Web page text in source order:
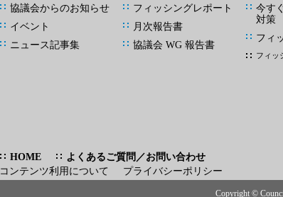
協議会からのお知らせ
イベント
ニュース記事集
フィッシングレポート
月次報告書
協議会 WG 報告書
今す
対策
フィ
フィッ
HOME
よくあるご質問／お問い合わせ
コンテンツ利用について
プライバシーポリシー
Copyright ©